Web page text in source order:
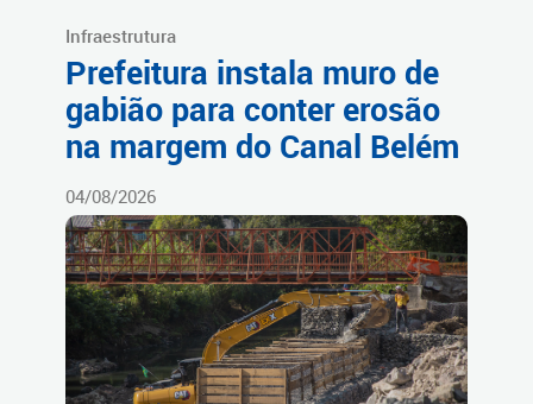
Infraestrutura
Prefeitura instala muro de
gabião para conter erosão
na margem do Canal Belém
04/08/2026